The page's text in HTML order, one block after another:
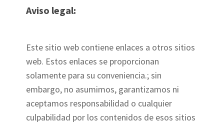
Aviso legal:
Este sitio web contiene enlaces a otros sitios
web. Estos enlaces se proporcionan
solamente para su conveniencia.; sin
embargo, no asumimos, garantizamos ni
aceptamos responsabilidad o cualquier
culpabilidad por los contenidos de esos sitios